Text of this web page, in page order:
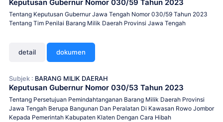
Keputusan Gubernur Nomor 030/59 Tahun 2023
Tentang Keputusan Gubernur Jawa Tengah Nomor 030/59 Tahun 2023
Tentang Tim Penilai Barang Milik Daerah Provinsi Jawa Tengah
detail dokumen
Subjek : BARANG MILIK DAERAH
Keputusan Gubernur Nomor 030/53 Tahun 2023
Tentang Persetujuan Pemindahtanganan Barang Milik Daerah Provinsi
Jawa Tengah Berupa Bangunan Dan Peralatan Di Kawasan Rowo Jombor
Kepada Pemerintah Kabupaten Klaten Dengan Cara Hibah